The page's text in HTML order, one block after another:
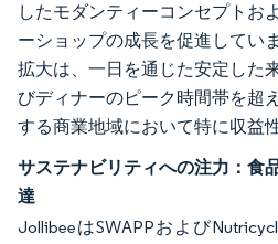
したモダンティーコンセプトお
ーショップの成長を促進してい
拡大は、一日を通じた安定した
びディナーのピーク時間帯を超
する商業地域において特に収益
サステナビリティへの注力：食
達
JollibeeはSWAPPおよび